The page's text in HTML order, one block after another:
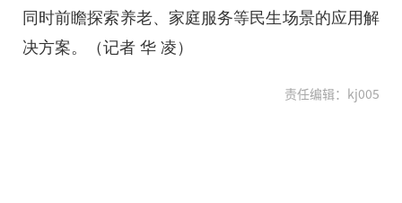
同时前瞻探索养老、家庭服务等民生场景的应用解
决方案。（记者 华 凌）
责任编辑：kj005